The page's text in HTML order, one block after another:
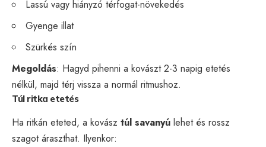
Lassú vagy hiányzó térfogat-növekedés
Gyenge illat
Szürkés szín
Megoldás: Hagyd pihenni a kovászt 2-3 napig etetés
nélkül, majd térj vissza a normál ritmushoz.
Túl ritka etetés
Ha ritkán eteted, a kovász túl savanyú lehet és rossz
szagot áraszthat. Ilyenkor: